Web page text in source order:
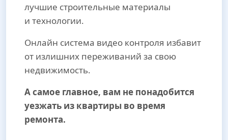
лучшие строительные материалы
и технологии.
Онлайн система видео контроля избавит
от излишних переживаний за свою
недвижимость.
А самое главное, вам не понадобится
уезжать из квартиры во время
ремонта.